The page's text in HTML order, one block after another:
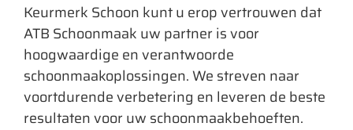
Keurmerk Schoon kunt u erop vertrouwen dat
ATB Schoonmaak uw partner is voor
hoogwaardige en verantwoorde
schoonmaakoplossingen. We streven naar
voortdurende verbetering en leveren de beste
resultaten voor uw schoonmaakbehoeften.